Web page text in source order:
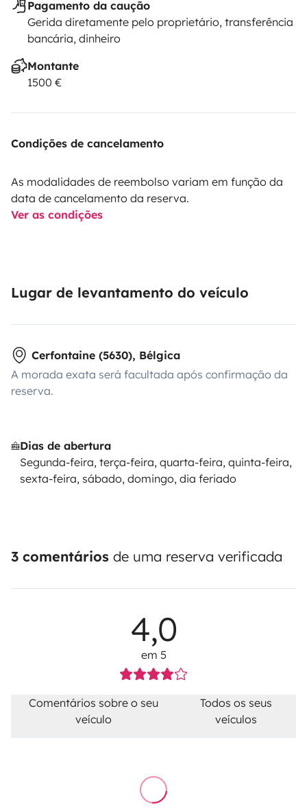
Pagamento da caução
Gerida diretamente pelo proprietário, transferência
bancária, dinheiro
Montante
1500 €
Condições de cancelamento
As modalidades de reembolso variam em função da
data de cancelamento da reserva.
Ver as condições
Lugar de levantamento do veículo
Cerfontaine (5630), Bélgica
A morada exata será facultada após confirmação da
reserva.
Dias de abertura
Segunda-feira, terça-feira, quarta-feira, quinta-feira,
sexta-feira, sábado, domingo, dia feriado
3 comentários de uma reserva verificada
4,0
em 5
Comentários sobre o seu
veículo
Todos os seus
veículos